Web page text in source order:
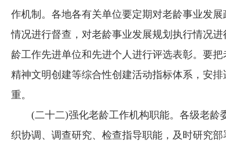
作机制。各地各有关单位要定期对老龄事业发
情况进行督查，对老龄事业发展规划执行情况
龄工作先进单位和先进个人进行评选表彰。要
精神文明创建等综合性创建活动指标体系，安排
重。
(二十二)强化老龄工作机构职能。 各级老龄
织协调、调查研究、检查指导职能，及时研究